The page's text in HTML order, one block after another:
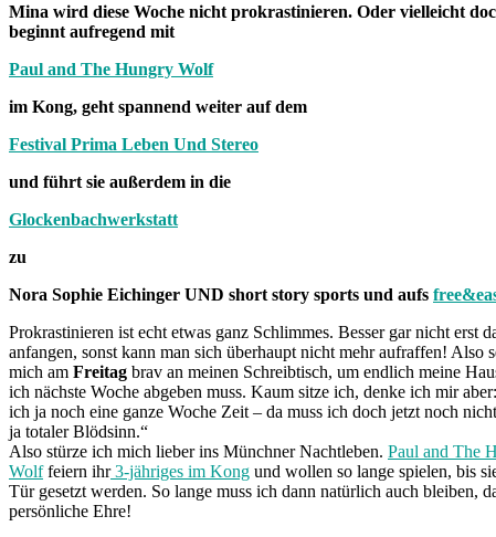
Mina wird diese Woche nicht prokrastinieren. Oder vielleicht
beginnt aufregend mit
Paul and The Hungry Wolf
im Kong, geht spannend weiter auf dem
Festival Prima Leben Und Stereo
und führt sie außerdem in die
Glockenbachwerkstatt
zu
Nora Sophie Eichinger UND short story sports und aufs
Prokrastinieren ist echt etwas ganz Schlimmes. Besser gar nicht erst
anfangen, sonst kann man sich überhaupt nicht mehr aufraffen! Also
mich am Freitag brav an meinen Schreibtisch, um endlich meine
ich nächste Woche abgeben muss. Kaum sitze ich, denke ich mir
ich ja noch eine ganze Woche Zeit – da muss ich doch jetzt noch
ja totaler Blödsinn.“
Also stürze ich mich lieber ins Münchner Nachtleben. Paul and The
Wolffeiern ihr3-jähriges im Kong und wollen so lange spielen, bis
Tür gesetzt werden. So lange muss ich dann natürlich auch bleiben,
persönliche Ehre!